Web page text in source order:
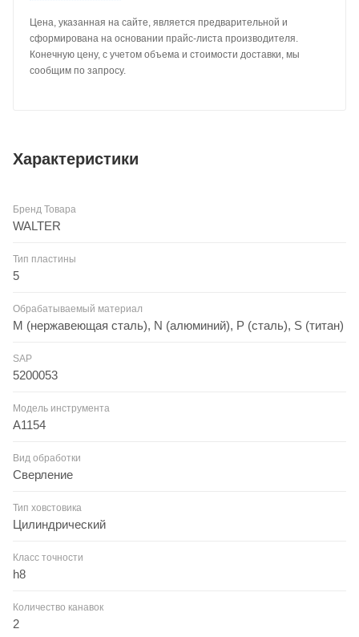
Цена, указанная на сайте, является предварительной и
сформирована на основании прайс-листа производителя.
Конечную цену, с учетом объема и стоимости доставки, мы
сообщим по запросу.
Характеристики
Бренд Товара
WALTER
Тип пластины
5
Обрабатываемый материал
M (нержавеющая сталь), N (алюминий), P (сталь), S (титан)
SAP
5200053
Модель инструмента
A1154
Вид обработки
Сверление
Тип ховстовика
Цилиндрический
Класс точности
h8
Количество канавок
2